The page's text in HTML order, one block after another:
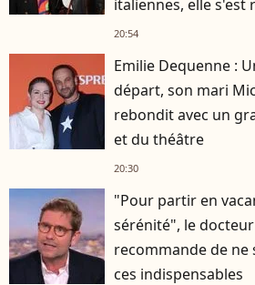
italiennes, elle s'est
20:54
Emilie Dequenne :
départ, son mari
rebondit avec un
et du théâtre
20:30
"Pour partir en
sérénité", le
recommande de
ces indispensables